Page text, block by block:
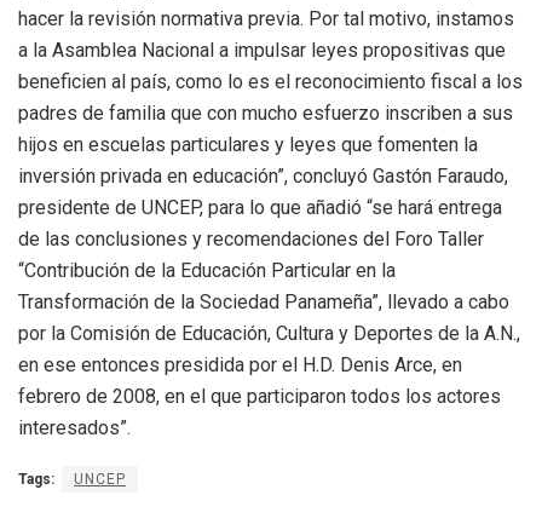
hacer la revisión normativa previa. Por tal motivo, instamos
a la Asamblea Nacional a impulsar leyes propositivas que
beneficien al país, como lo es el reconocimiento fiscal a los
padres de familia que con mucho esfuerzo inscriben a sus
hijos en escuelas particulares y leyes que fomenten la
inversión privada en educación”, concluyó Gastón Faraudo,
presidente de UNCEP, para lo que añadió “se hará entrega
de las conclusiones y recomendaciones del Foro Taller
“Contribución de la Educación Particular en la
Transformación de la Sociedad Panameña”, llevado a cabo
por la Comisión de Educación, Cultura y Deportes de la A.N.,
en ese entonces presidida por el H.D. Denis Arce, en
febrero de 2008, en el que participaron todos los actores
interesados”.
Tags: UNCEP